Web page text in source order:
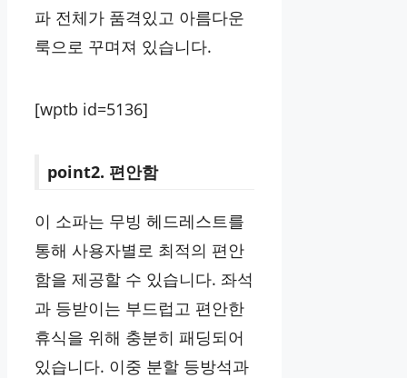
파 전체가 품격있고 아름다운
룩으로 꾸며져 있습니다.
[wptb id=5136]
point2. 편안함
이 소파는 무빙 헤드레스트를
통해 사용자별로 최적의 편안
함을 제공할 수 있습니다. 좌석
과 등받이는 부드럽고 편안한
휴식을 위해 충분히 패딩되어
있습니다. 이중 분할 등방석과